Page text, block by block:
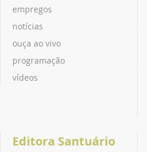
empregos
notícias
ouça ao vivo
programação
vídeos
Editora Santuário